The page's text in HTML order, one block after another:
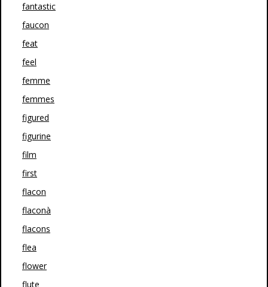
fantastic
faucon
feat
feel
femme
femmes
figured
figurine
film
first
flacon
flaconà
flacons
flea
flower
flute